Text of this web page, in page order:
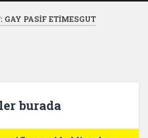
GAY PASIF ETIMESGUT
burada